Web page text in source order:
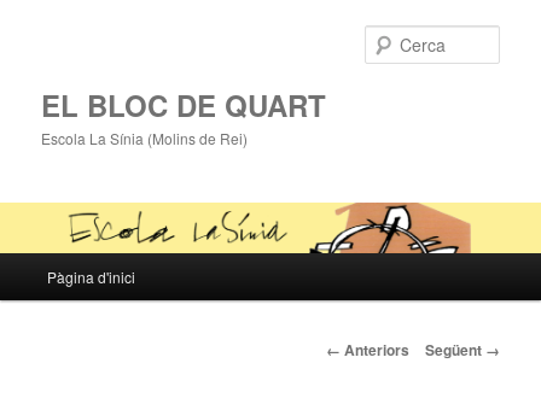
EL BLOC DE QUART
Escola La Sínia (Molins de Rei)
Aneu
Pàgina d'inici
Navegació
← Anteriors Següent →